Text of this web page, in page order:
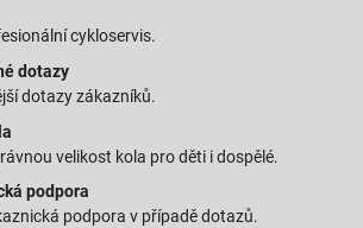
cykloservis.
dotazy
dotazy zákazníků.
velikost kola pro děti i dospělé.
podpora
podpora v případě dotazů.